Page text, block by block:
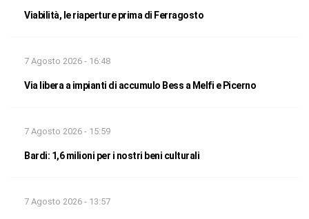
Viabilità, le riaperture prima di Ferragosto
7 Agosto 2026 - 16:48
Via libera a impianti di accumulo Bess a Melfi e Picerno
7 Agosto 2026 - 15:59
Bardi: 1,6 milioni per i nostri beni culturali
7 Agosto 2026 - 13:57